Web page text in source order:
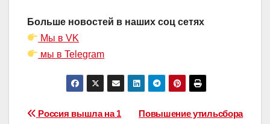
Больше новостей в наших соц сетях
Мы в VK
мы в Telegram
Навигация
Повышение утильсбора
Россия вышла на 1